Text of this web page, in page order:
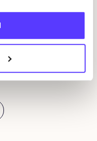
PreviousNext